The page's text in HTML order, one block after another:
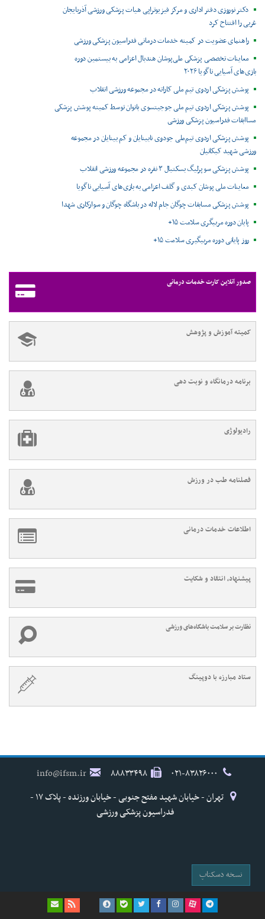
دکتر نوروزی دفتر اداری و مرکز فیزیوتراپی هیات پزشکی ورزشی آذربایجان
غربی را افتتاح کرد
راهنمای عضویت در کمیته خدمات درمانی فدراسیون پزشکی ورزشی
معاینات تخصصی پزشکی ملی‌پوشان هندبال اعزامی به بیستمین دوره
بازی‌های آسیایی ناگویا ۲۰۲۶
پوشش پزشکی اردوی تیم ملی کاراته در مجموعه ورزشی انقلاب
پوشش پزشکی اردوی تیم ملی جوجیتسوی بانوان توسط کمیته پوشش پزشکی
مساابقات فدراسیون پزشکی ورزشی
پوشش پزشکی اردوی تیم‌ملی جودوی نابینایان و کم بینایان در مجموعه
ورزشی شهید کبکانیان
پوشش پزشکی سوپرلیگ بسکتبال ۳ نفره در مجموعه ورزشی انقلاب
معاینات ملی پوشان کبدی و گلف اعزامی به بازی‌های آسیایی ناگویا
پوشش پزشکی مسابقات چوگان جام لاله در باشگاه چوگان و سوارکاری شهدا
پایان دوره مربیگری سلامت ۱۵+
روز پایانی دوره مربیگیری سلامت ۱۵+
صدور آنلاین کارت خدمات درمانی
کمیته آموزش و پژوهش
برنامه درمانگاه و نوبت دهی
رادیولوژی
فصلنامه طب در ورزش
اطلاعات خدمات درمانی
پیشنهاد، انتقاد و شکایت
نظارت بر سلامت باشگاه‌های ورزشی
ستاد مبارزه با دوپینگ
۸۸۸۳۳۴۹۸
info@ifsm.ir
تهران - خیابان شهید مفتح جنوبی - خیابان ورزنده - پلاک ۱۷ -
فدراسیون پزشکی ورزشی
نسخه دسکتاپ